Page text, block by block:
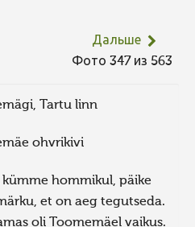
Дальше
Фото 347 из 563
Tartu linn
ohvrikivi
kümme hommikul, päike
et on aeg tegutseda.
oli Toomemäel vaikus.